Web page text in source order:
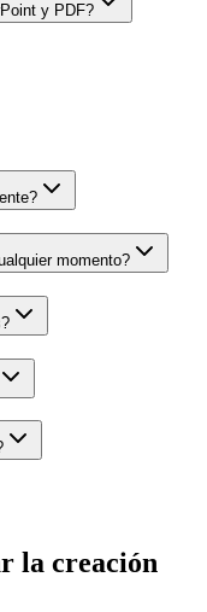
y PDF?
momento?
la creación